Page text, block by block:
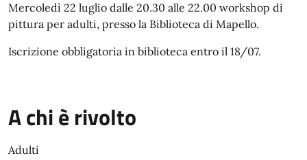
Mercoledì 22 luglio dalle 20.30 alle 22.00 workshop di
pittura per adulti, presso la Biblioteca di Mapello.
Iscrizione obbligatoria in biblioteca entro il 18/07.
A chi è rivolto
Adulti